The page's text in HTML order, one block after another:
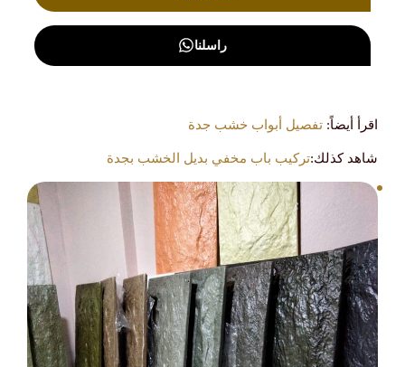
راسلنا
اقرأ أيضاً: تفصيل أبواب خشب جدة
شاهد كذلك:تركيب باب مخفي بديل الخشب بجدة